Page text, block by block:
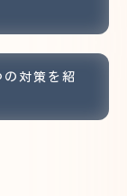
対策を紹